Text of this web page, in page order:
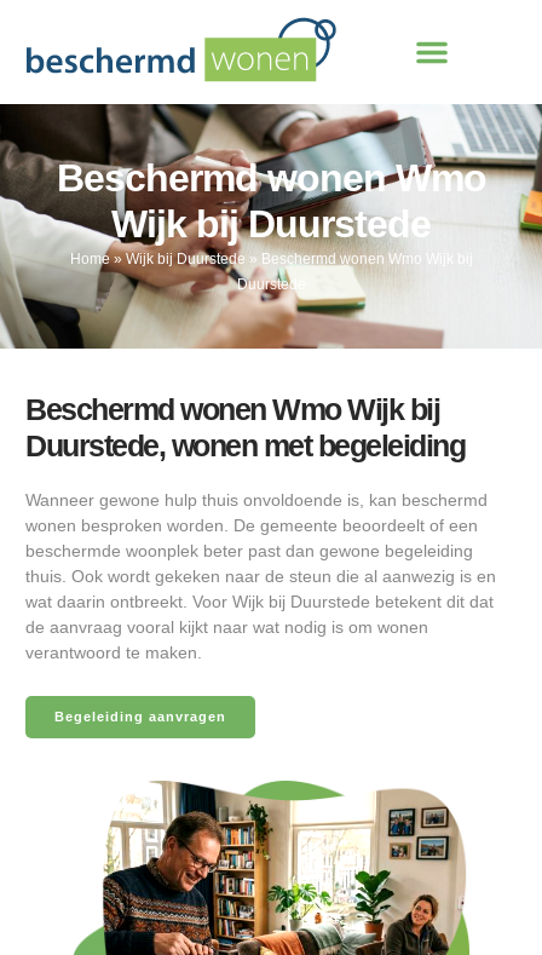
Beschermd wonen Wmo
Wijk bij Duurstede
Home» Wijk bij Duurstede » Beschermd wonen Wmo Wijk bij
Duurstede
Beschermd wonen Wmo Wijk bij
Duurstede, wonen met begeleiding
Wanneer gewone hulp thuis onvoldoende is, kan beschermd
wonen besproken worden. De gemeente beoordeelt of een
beschermde woonplek beter past dan gewone begeleiding
thuis. Ook wordt gekeken naar de steun die al aanwezig is en
wat daarin ontbreekt. Voor Wijk bij Duurstede betekent dit dat
de aanvraag vooral kijkt naar wat nodig is om wonen
verantwoord te maken.
Begeleiding aanvragen